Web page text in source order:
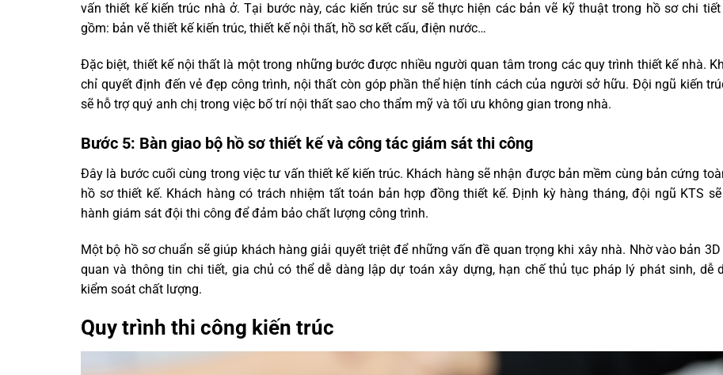
vấn thiết kế kiến trúc nhà ở. Tại bước này, các kiến trúc sư sẽ thực hiện các bản vẽ kỹ thuật trong hồ sơ chi
gồm: bản vẽ thiết kế kiến trúc, thiết kế nội thất, hồ sơ kết cấu, điện nước…
Đặc biệt, thiết kế nội thất là một trong những bước được nhiều người quan tâm trong các quy trình thiết kế nhà.
chỉ quyết định đến vẻ đẹp công trình, nội thất còn góp phần thể hiện tính cách của người sở hữu. Đội ngũ kiến
sẽ hỗ trợ quý anh chị trong việc bố trí nội thất sao cho thẩm mỹ và tối ưu không gian trong nhà.
Bước 5: Bàn giao bộ hồ sơ thiết kế và công tác giám sát thi công
Đây là bước cuối cùng trong việc tư vấn thiết kế kiến trúc. Khách hàng sẽ nhận được bản mềm cùng bản cứng
hồ sơ thiết kế. Khách hàng có trách nhiệm tất toán bản hợp đồng thiết kế. Định kỳ hàng tháng, đội ngũ KTS
hành giám sát đội thi công để đảm bảo chất lượng công trình.
Một bộ hồ sơ chuẩn sẽ giúp khách hàng giải quyết triệt để những vấn đề quan trọng khi xây nhà. Nhờ vào bản
quan và thông tin chi tiết, gia chủ có thể dễ dàng lập dự toán xây dựng, hạn chế thủ tục pháp lý phát sinh, dễ
kiểm soát chất lượng.
Quy trình thi công kiến trúc